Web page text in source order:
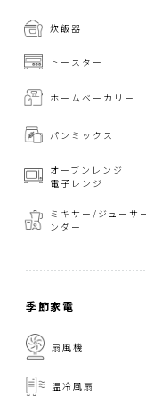
炊飯器
トースター
ホームベーカリー
パンミックス
オーブンレンジ
電子レンジ
ミキサー/ジューサ
ンダー
季節家電
扇風機
温冷風扇